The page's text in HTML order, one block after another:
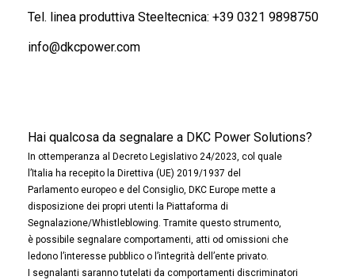
Tel. linea produttiva Steeltecnica: +39 0321 9898750
info@dkcpower.com
Hai qualcosa da segnalare a DKC Power Solutions?
In ottemperanza al Decreto Legislativo 24/2023, col quale
l’Italia ha recepito la Direttiva (UE) 2019/1937 del
Parlamento europeo e del Consiglio, DKC Europe mette a
disposizione dei propri utenti la Piattaforma di
Segnalazione/Whistleblowing. Tramite questo strumento,
è possibile segnalare comportamenti, atti od omissioni che
ledono l’interesse pubblico o l’integrità dell’ente privato.
I segnalanti saranno tutelati da comportamenti discriminatori